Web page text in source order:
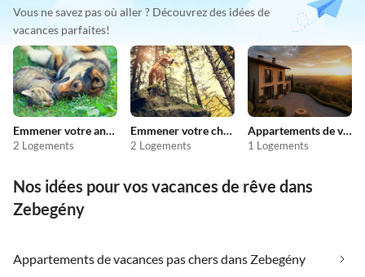
Vous ne savez pas où aller ? Découvrez des idées de
vacances parfaites!
Emmener votre animal en vacances
2 Logements
Emmener votre chien en vacances
2 Logements
Appartements de vacances pas chers
1 Logements
Nos idées pour vos vacances de rêve dans
Zebegény
Appartements de vacances pas chers dans Zebegény